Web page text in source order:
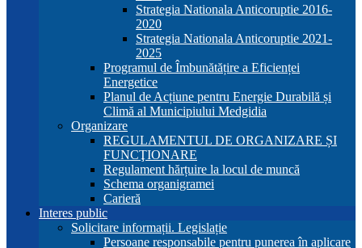
Strategia Nationala Anticoruptie 2016-
2020
Strategia Nationala Anticoruptie 2021-
2025
Programul de Îmbunătățire a Eficienței
Energetice
Planul de Acțiune pentru Energie Durabilă și
Climă al Municipiului Medgidia
Organizare
REGULAMENTUL DE ORGANIZARE ȘI
FUNCŢIONARE
Regulament hărțuire la locul de muncă
Schema organigramei
Carieră
Interes public
Solicitare informații. Legislație
Persoane responsabile pentru punerea în aplicare